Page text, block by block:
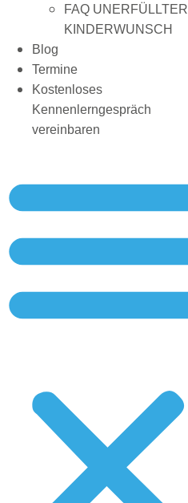
FAQ UNERFÜLLTER
KINDERWUNSCH
Blog
Termine
Kostenloses
Kennenlerngespräch
vereinbaren